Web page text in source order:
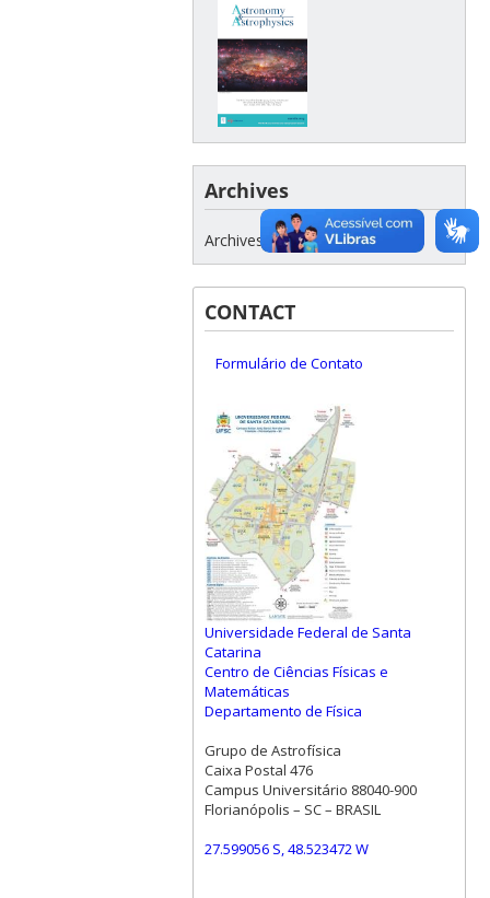
Archives
Archives
CONTACT
Formulário de Contato
Universidade Federal de Santa
Catarina
Centro de Ciências Físicas e
Matemáticas
Departamento de Física
Grupo de Astrofísica
Caixa Postal 476
Campus Universitário 88040-900
Florianópolis – SC – BRASIL
27.599056 S, 48.523472 W